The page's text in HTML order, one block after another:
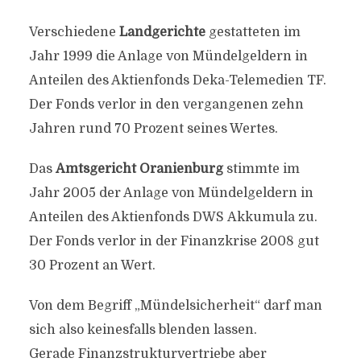
Verschiedene Landgerichte gestatteten im
Jahr 1999 die Anlage von Mündelgeldern in
Anteilen des Aktienfonds Deka-Telemedien TF.
Der Fonds verlor in den vergangenen zehn
Jahren rund 70 Prozent seines Wertes.
Das Amtsgericht Oranienburgstimmte im
Jahr 2005 der Anlage von Mündelgeldern in
Anteilen des Aktienfonds DWS Akkumula zu.
Der Fonds verlor in der Finanzkrise 2008 gut
30 Prozent an Wert.
Von dem Begriff „Mündelsicherheit“ darf man
sich also keinesfalls blenden lassen.
Gerade Finanzstrukturvertriebe aber